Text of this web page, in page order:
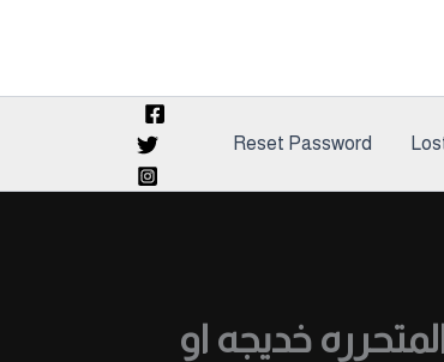
Reset Password
خديجه او